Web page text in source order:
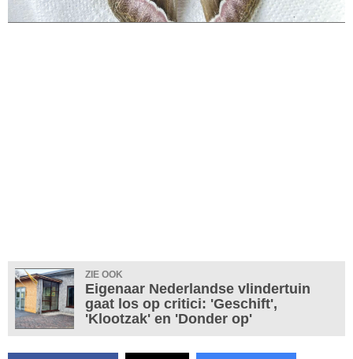
ZIE OOK
Eigenaar Nederlandse vlindertuin
gaat los op critici: 'Geschift',
'Klootzak' en 'Donder op'